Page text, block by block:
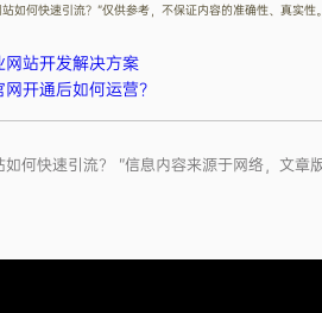
如何快速引流？”仅供参考，不保证内容的准确性、真实性。
网站开发解决方案
开通后如何运营？
如何快速引流？ ”信息内容来源于网络，文